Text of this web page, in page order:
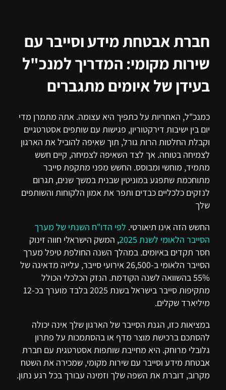
חברת אבטחת מידע וסייבר עם
שירות מקומי: המדריך למנכ"ל
בעידן של איומים מתגברים
כמנכ"ל, האחריות על כתפיך היא עצומה. אתה מתמרן מדי
יום בין ישיבות דירקטוריון, פגישות עם שותפים אסטרטגיים
וקבלת החלטות הרות גורל, תוך שאיפה להוביל את הארגון
לצמיחה בטוחה. אך לצד השאיפה לצמיחה, קיים חשש
מתמיד, מוחשי ומבוסס. החשש מפני מתקפת סייבר
מתוחכמת שתפגע במוניטין שבנית במשך שנים, תגרום
לנזקים כלכליים כבדים ותפר את אמון הלקוחות והשותפים
שלך
החשש הזה אינו תיאורטי. לפי הדו"ח השנתי של מערך
הסייבר הלאומי לשנת 2025
, המשק הישראלי חווה זינוק
חסר תקדים באיומים. במהלך השנה החולפת טיפל מערך
הסייבר הלאומי ב-26,500 אירועי סייבר, עלייה מדאיגה של
55% בהשוואה לשנה הקודמת. הנזק הכלכלי הכולל
מתקיפות סייבר בישראל בשנת 2025 בלבד מוערך בכ-12
מיליארד שקלים.
במציאות כזו, הגנת הסייבר של הארגון שלך אינה יכולה
להסתכם ברכישת מוצר מדף או בהסתמכות על פתרון
גלובלי מרוחק. היא מחייבת שותפות אסטרטגית עם חברת
אבטחת מידע וסייבר עם שירות מקומי, שמכירה את השטח
מקרוב, דוברת את השפה שלך וזמינה עבורך בכל רגע נתון.